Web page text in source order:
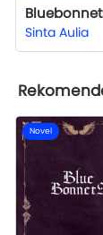
Sinta Aulia
Novel